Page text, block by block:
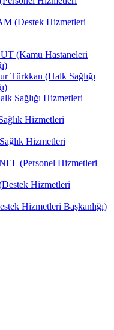
(Destek Hizmetleri
(Kamu Hastaneleri
Türkkan (Halk Sağlığı
Sağlığı Hizmetleri
Hizmetleri
Hizmetleri
(Personel Hizmetleri
Hizmetleri
Hizmetleri Başkanlığı)